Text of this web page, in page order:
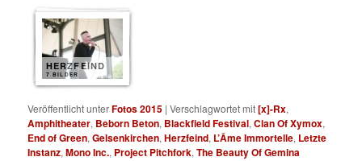
HERZFEIND
7 BILDER
Veröffentlicht unterFotos 2015 |Verschlagwortet mit[x]-Rx,
Amphitheater, Beborn Beton, Blackfield Festival,Clan Of Xymox,
End of Green,Gelsenkirchen,Herzfeind, L’Âme Immortelle, Letzte
Instanz,Mono Inc., Project Pitchfork,The Beauty Of Gemina